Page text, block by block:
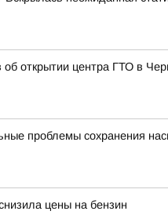
открытии центра ГТО в
проблемы сохранения
цены на бензин